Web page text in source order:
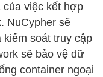
của việc kết hợp
NuCypher sẽ
kiểm soát truy cập
sẽ bảo vệ dữ
container ngoại